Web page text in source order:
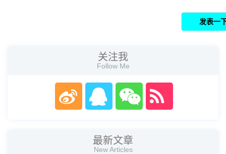
关注我
Follow Me
最新文章
New Articles